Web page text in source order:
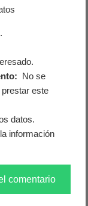
No se
este
datos.
información